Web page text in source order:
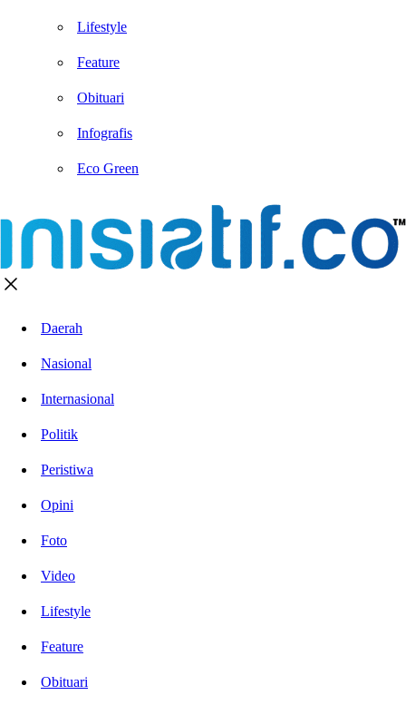
Lifestyle
Feature
Obituari
Infografis
Eco Green
Daerah
Nasional
Internasional
Politik
Peristiwa
Opini
Foto
Video
Lifestyle
Feature
Obituari